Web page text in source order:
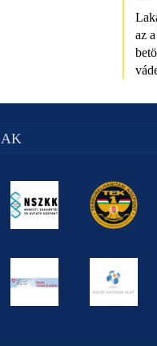
az